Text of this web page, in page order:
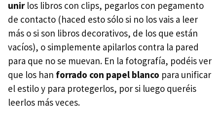
unirlos libros con clips, pegarlos con pegamento
de contacto (haced esto sólo si no los vais a leer
más o si son libros decorativos, de los que están
vacíos), o simplemente apilarlos contra la pared
para que no se muevan. En la fotografía, podéis ver
que los han forrado con papel blanco para unificar
el estilo y para protegerlos, por si luego queréis
leerlos más veces.